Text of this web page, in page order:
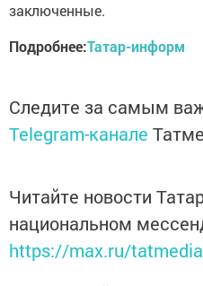
заключенные.
Подробнее:Татар-информ
Следите за самым
Telegram-канале
Читайте новости
национальном
https://max.ru/tatmedia